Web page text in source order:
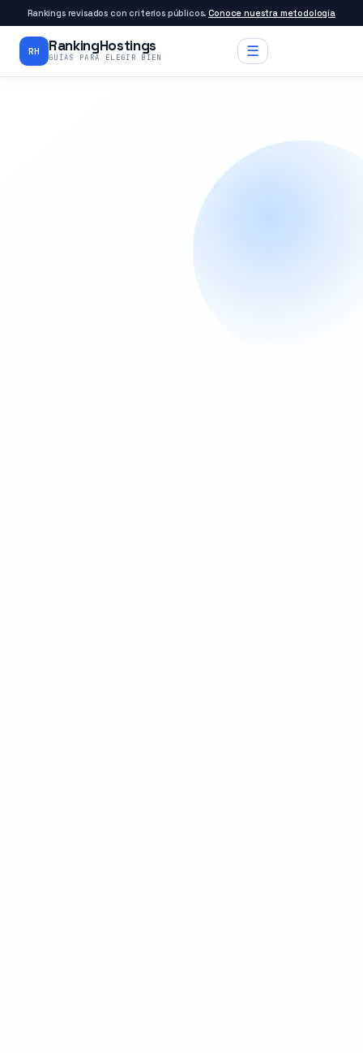
Rankings revisados con criterios públicos.Conoce nuestra metodología
RH RankingHostings
GUÍAS PARA ELEGIR BIEN ☰